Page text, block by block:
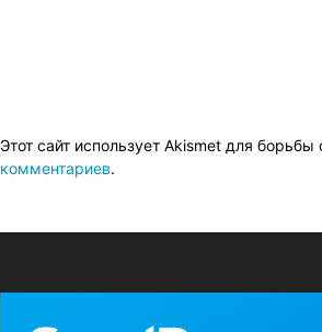
Этот сайт использует Akismet для
комментариев.